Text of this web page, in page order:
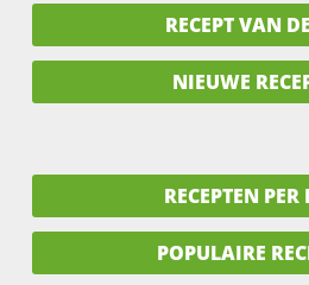
RECEPT VAN
NIEUWE
RECEPTEN
POPULAIRE